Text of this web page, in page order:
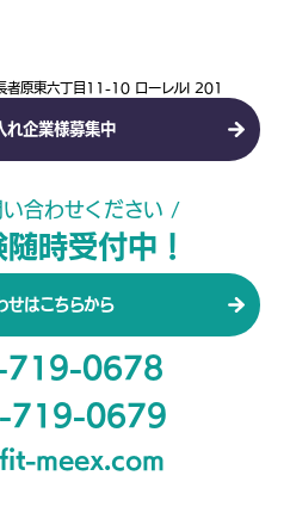
原東六丁目11-10 ローレルI 201
れ企業様募集中
合わせください /
時受付中！
せはこちらから
719-0678
719-0679
meex.com